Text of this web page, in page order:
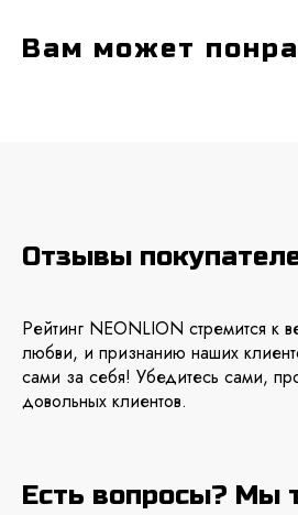
Вам может
Отзывы
Рейтинг NEONLION стремится к
любви, и признанию наших
сами за себя! Убедитесь сами,
довольных клиентов.
Есть вопросы? Мы